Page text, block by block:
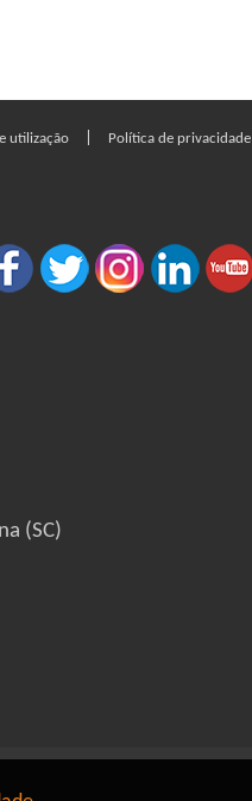
utilização Política de privacidade
(SC)